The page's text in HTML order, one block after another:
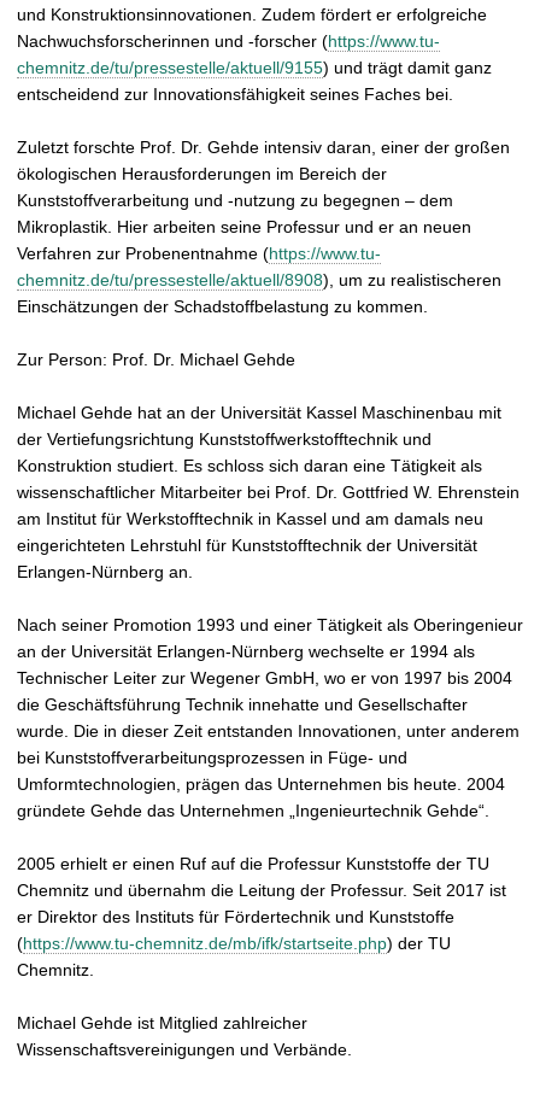
und Konstruktionsinnovationen. Zudem fördert er erfolgreiche
Nachwuchsforscherinnen und -forscher (https://www.tu-
chemnitz.de/tu/pressestelle/aktuell/9155) und trägt damit ganz
entscheidend zur Innovationsfähigkeit seines Faches bei.
Zuletzt forschte Prof. Dr. Gehde intensiv daran, einer der großen
ökologischen Herausforderungen im Bereich der
Kunststoffverarbeitung und -nutzung zu begegnen – dem
Mikroplastik. Hier arbeiten seine Professur und er an neuen
Verfahren zur Probenentnahme (https://www.tu-
chemnitz.de/tu/pressestelle/aktuell/8908), um zu realistischeren
Einschätzungen der Schadstoffbelastung zu kommen.
Zur Person: Prof. Dr. Michael Gehde
Michael Gehde hat an der Universität Kassel Maschinenbau mit
der Vertiefungsrichtung Kunststoffwerkstofftechnik und
Konstruktion studiert. Es schloss sich daran eine Tätigkeit als
wissenschaftlicher Mitarbeiter bei Prof. Dr. Gottfried W. Ehrenstein
am Institut für Werkstofftechnik in Kassel und am damals neu
eingerichteten Lehrstuhl für Kunststofftechnik der Universität
Erlangen-Nürnberg an.
Nach seiner Promotion 1993 und einer Tätigkeit als Oberingenieur
an der Universität Erlangen-Nürnberg wechselte er 1994 als
Technischer Leiter zur Wegener GmbH, wo er von 1997 bis 2004
die Geschäftsführung Technik innehatte und Gesellschafter
wurde. Die in dieser Zeit entstanden Innovationen, unter anderem
bei Kunststoffverarbeitungsprozessen in Füge- und
Umformtechnologien, prägen das Unternehmen bis heute. 2004
gründete Gehde das Unternehmen „Ingenieurtechnik Gehde“.
2005 erhielt er einen Ruf auf die Professur Kunststoffe der TU
Chemnitz und übernahm die Leitung der Professur. Seit 2017 ist
er Direktor des Instituts für Fördertechnik und Kunststoffe
(https://www.tu-chemnitz.de/mb/ifk/startseite.php) der TU
Chemnitz.
Michael Gehde ist Mitglied zahlreicher
Wissenschaftsvereinigungen und Verbände.